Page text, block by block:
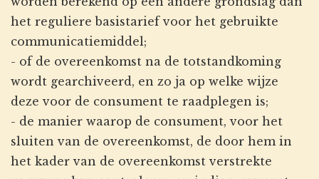
het reguliere basistarief voor het gebruikte
communicatiemiddel;
- of de overeenkomst na de totstandkoming
wordt gearchiveerd, en zo ja op welke wijze
deze voor de consument te raadplegen is;
- de manier waarop de consument, voor het
sluiten van de overeenkomst, de door hem in
het kader van de overeenkomst verstrekte